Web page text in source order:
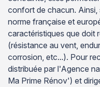
confort de chacun. Ainsi,
norme française et
caractéristiques que doit
(résistance au vent,
corrosion, etc...). Pour
distribuée par l'Agence
Ma Prime Rénov') et